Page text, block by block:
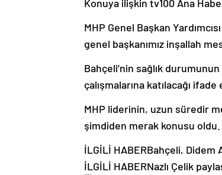
Konuya ilişkin tv100 Ana
MHP Genel Başkan
genel başkanımız inşallah
Bahçeli’nin sağlık
çalışmalarına katılacağı ifade
MHP liderinin, uzun süredir
şimdiden merak konusu oldu.
İLGİLİ HABERBahçeli, Didem
İLGİLİ HABERNazlı Çelik